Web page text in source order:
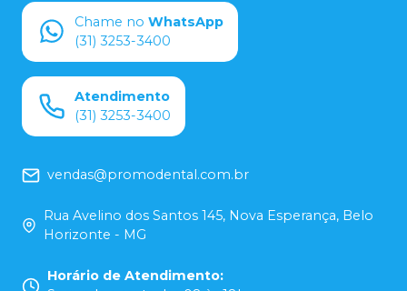
Chame no WhatsApp
(31) 3253-3400
Atendimento
(31) 3253-3400
vendas@promodental.com.br
Rua Avelino dos Santos 145, Nova Esperança, Belo
Horizonte - MG
Horário de Atendimento: